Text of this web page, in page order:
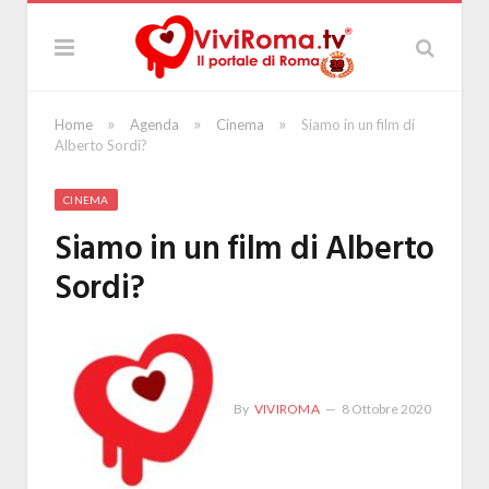
Home » Agenda » Cinema »
Siamo in un film di
Alberto Sordi?
CINEMA
Siamo in un film di Alberto
Sordi?
By VIVIROMA 8 Ottobre 2020